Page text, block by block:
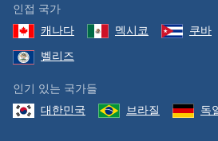
인접 국가
캐나다
멕시코 쿠바
벨리즈
인기 있는 국가들
대한민국
브라질 독